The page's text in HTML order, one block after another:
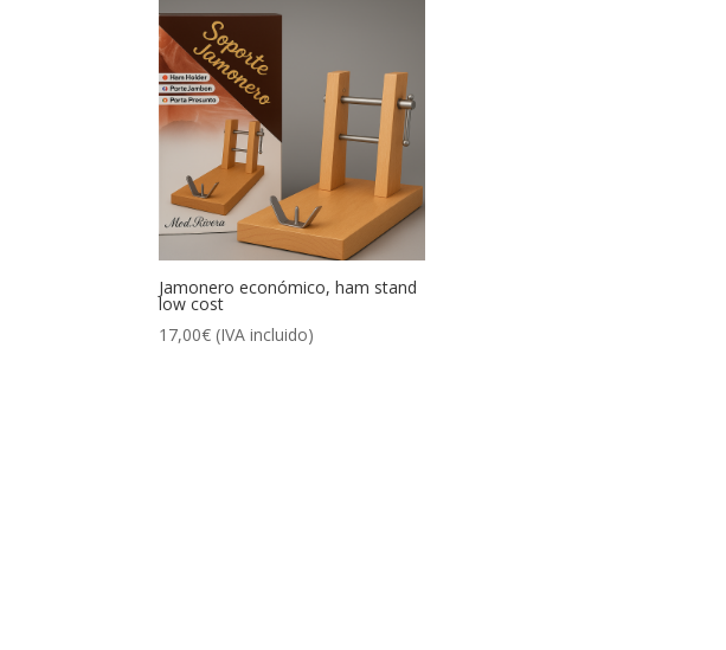
Jamonero económico, ham stand
low cost
17,00€ (IVA incluido)